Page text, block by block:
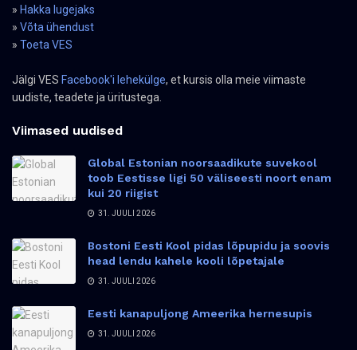
» Hakka lugejaks
» Võta ühendust
» Toeta VES
Jälgi VES Facebook'i lehekülge, et kursis olla meie viimaste
uudiste, teadete ja üritustega.
Viimased uudised
Global Estonian noorsaadikute suvekool
toob Eestisse ligi 50 väliseesti noort enam
kui 20 riigist
31. JUULI 2026
Bostoni Eesti Kool pidas lõpupidu ja soovis
head lendu kahele kooli lõpetajale
31. JUULI 2026
Eesti kanapuljong Ameerika hernesupis
31. JUULI 2026